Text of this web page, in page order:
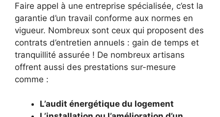
Faire appel à une entreprise spécialisée, c’est la
garantie d’un travail conforme aux normes en
vigueur. Nombreux sont ceux qui proposent des
contrats d’entretien annuels : gain de temps et
tranquillité assurée ! De nombreux artisans
offrent aussi des prestations sur-mesure
comme :
L’audit énergétique du logement